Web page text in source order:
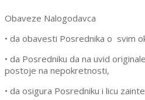
Obaveze Nalogodavca
• da obavesti Posrednika o svim
• da Posredniku da na uvid
postoje na nepokretnosti,
• da osigura Posredniku i licu